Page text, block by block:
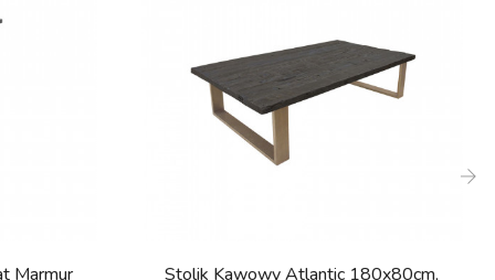
Marmur
Stolik Kawowy Atlantic 180x80cm,